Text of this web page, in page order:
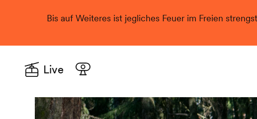
Bis auf Weiteres ist jegliches Feuer im Freien
Live